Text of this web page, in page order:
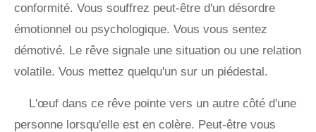
conformité. Vous souffrez peut-être d'un désordre
émotionnel ou psychologique. Vous vous sentez
démotivé. Le rêve signale une situation ou une relation
volatile. Vous mettez quelqu'un sur un piédestal.
L'œuf dans ce rêve pointe vers un autre côté d'une
personne lorsqu'elle est en colère. Peut-être vous